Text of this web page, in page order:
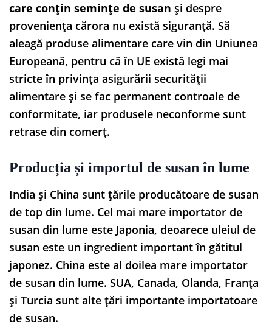
care conțin semințe de susan și despre
proveniența cărora nu există siguranță. Să
aleagă produse alimentare care vin din Uniunea
Europeană, pentru că în UE există legi mai
stricte în privința asigurării securității
alimentare și se fac permanent controale de
conformitate, iar produsele neconforme sunt
retrase din comerț.
Producția și importul de susan în lume
India și China sunt țările producătoare de susan
de top din lume. Cel mai mare importator de
susan din lume este Japonia, deoarece uleiul de
susan este un ingredient important în gătitul
japonez. China este al doilea mare importator
de susan din lume. SUA, Canada, Olanda, Franța
și Turcia sunt alte țări importante importatoare
de susan.